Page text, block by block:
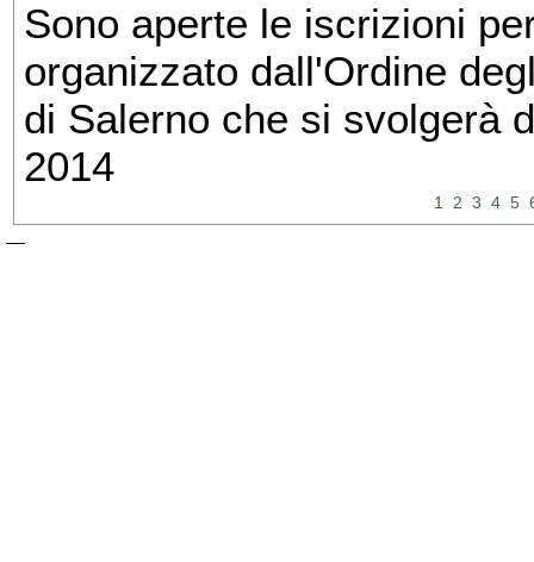
Sono aperte le iscrizioni
organizzato dall'Ordine
di Salerno che si svolgerà
2014
1 2 3 4 5